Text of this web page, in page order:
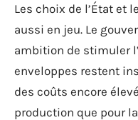
Les choix de l’État et
aussi en jeu. Le
ambition de stimuler
enveloppes restent
des coûts encore
production que pour